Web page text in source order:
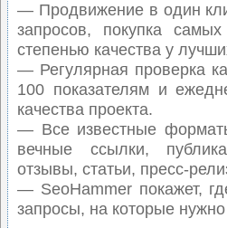
— Продвижение в один
запросов, покупка
степенью качества у
— Регулярная проверка
100 показателям и
качества проекта.
— Все известные
вечные ссылки,
отзывы, статьи, пресс-
— SeoHammer покажет,
запросы, на которые